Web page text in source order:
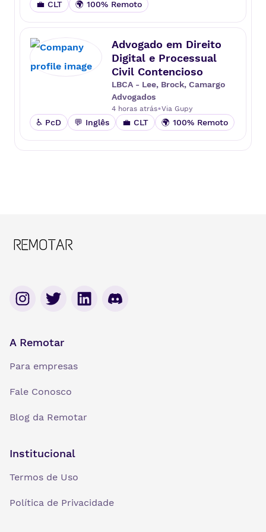
💼 CLT 🌍 100% Remoto
Advogado em Direito
Digital e Processual
Civil Contencioso
LBCA - Lee, Brock, Camargo
Advogados
4 horas atrás•Via Gupy
♿ PcD 💬 Inglês 💼 CLT 🌍 100% Remoto
A Remotar
Para empresas
Fale Conosco
Blog da Remotar
Institucional
Termos de Uso
Política de Privacidade